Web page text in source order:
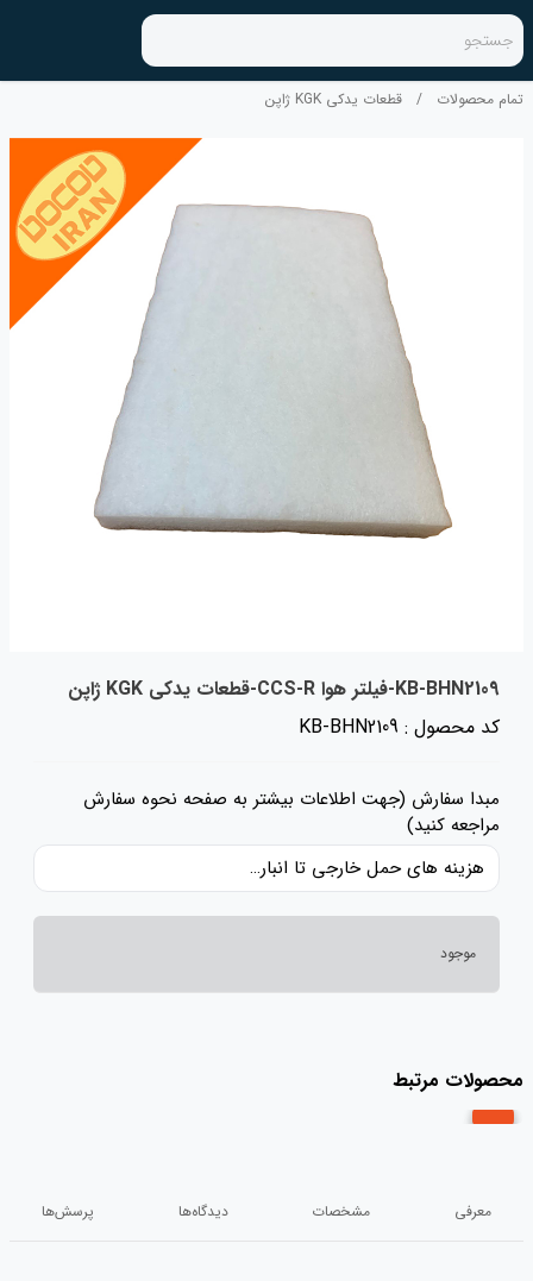
جستجو
تمام محصولات / قطعات یدکی KGK ژاپن
KB-BHN2109-فیلتر هوا CCS-R-قطعات یدکی KGK ژاپن
کد محصول : KB-BHN2109
مبدا سفارش (جهت اطلاعات بیشتر به صفحه نحوه سفارش
مراجعه کنید)
هزینه های حمل خارجی تا انبار ایران، حقوق گمرکی و عوارض و مالیات و سایر هزینه های کالا به قیمت ریالی کالا اضافه شده است و حمل داخلی رایگان می باشد.
موجود
محصولات مرتبط
معرفی مشخصات دیدگاه‌ها پرسش‌ها